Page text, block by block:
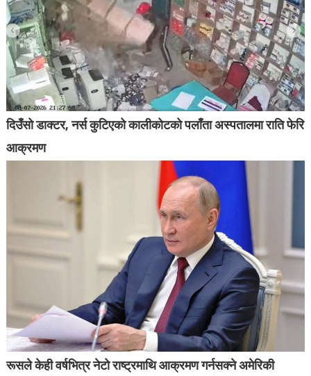
दिउँसो डाक्टर, नर्स कुटिएको कालीकोटको पलाँता अस्पतालमा राति फेरि
आक्रमण
रूसले केही वर्षभित्र नेटो राष्ट्रमाथि आक्रमण गर्नसक्ने अमेरिकी